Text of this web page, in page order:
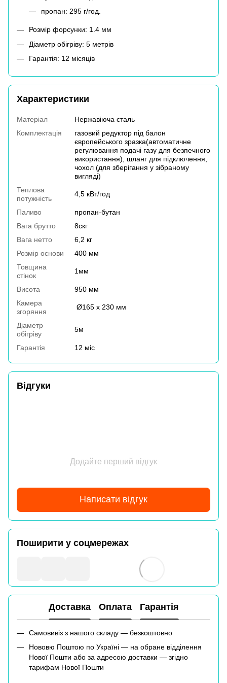
пропан: 295 г/год.
Розмір форсунки: 1.4 мм
Діаметр обігріву: 5 метрів
Гарантія: 12 місяців
Характеристики
Матеріал
Нержавіюча сталь
Комплектація
газовий редуктор під балон
європейського зразка(автоматичне
регулювання подачі газу для безпечного
використання), шланг для підключення,
чохол (для зберігання у зібраному
вигляді)
Теплова
потужність
4,5 кВт/год
Паливо
пропан-бутан
Вага брутто
8скг
Вага нетто
6,2 кг
Розмір основи
400 мм
Товщина
стінок
1мм
Висота
950 мм
Камера
згоряння
Ø165 х 230 мм
Діаметр
обігріву
5м
Гарантія 12 міс
Відгуки
Додайте перший відгук
Написати відгук
Поширити у соцмережах
Доставка Оплата Гарантія
Самовивіз з нашого складу — безкоштовно
Нововю Поштою по Україні — на обране відділення
Нової Пошти або за адресою доставки — згідно
тарифам Нової Пошти